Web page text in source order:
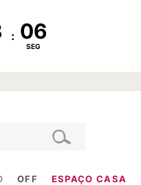
:
SEG
OFF ESPAÇO CASA